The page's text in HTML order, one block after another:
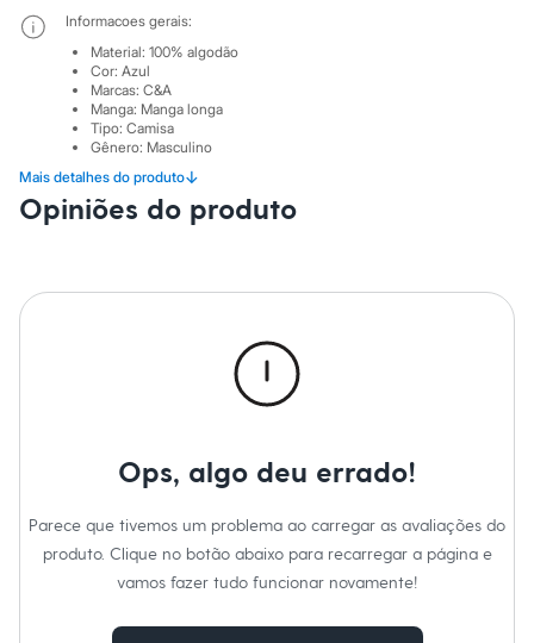
Acessórios
Blusas
Calçados
Leggings
Shorts e Bermudas
Moda íntima
Calcinhas
Cintas e Modeladores
Meias
Pijamas
Biquínis
Maiôs
Moda esportiva
Vestidos
Masculino
Em alta
Dia dos Pais
Mais detalhes do produto↓
Informacoes gerais:
Material: 100% algodão
Cor: Azul
Marcas: C&A
Manga: Manga longa
Tipo: Camisa
Gênero: Masculino
Cuidados com a peca:
Lavar à temperatura máxima de 40ºC.
Passar à temperatura média.
Opiniões do produto
Ops, algo deu errado!
Parece que tivemos um problema ao carregar as avaliações do
produto. Clique no botão abaixo para recarregar a página e
vamos fazer tudo funcionar novamente!